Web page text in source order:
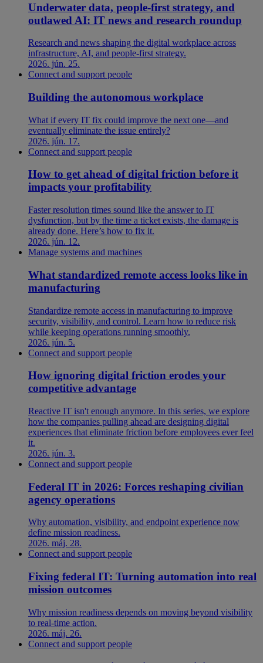
Underwater data, people-first strategy, and
outlawed AI: IT news and research roundup
Research and news shaping the digital workplace across
infrastructure, AI, and people-first strategy.
2026. jún. 25.
Connect and support people
Building the autonomous workplace
What if every IT fix could improve the next one—and
eventually eliminate the issue entirely?
2026. jún. 17.
Connect and support people
How to get ahead of digital friction before it
impacts your profitability
Faster resolution times sound like the answer to IT
dysfunction, but by the time a ticket exists, the damage is
already done. Here’s how to fix it.
2026. jún. 12.
Manage systems and machines
What standardized remote access looks like in
manufacturing
Standardize remote access in manufacturing to improve
security, visibility, and control. Learn how to reduce risk
while keeping operations running smoothly.
2026. jún. 5.
Connect and support people
How ignoring digital friction erodes your
competitive advantage
Reactive IT isn't enough anymore. In this series, we explore
how the companies pulling ahead are designing digital
experiences that eliminate friction before employees ever feel
it.
2026. jún. 3.
Connect and support people
Federal IT in 2026: Forces reshaping civilian
agency operations
Why automation, visibility, and endpoint experience now
define mission readiness.
2026. máj. 28.
Connect and support people
Fixing federal IT: Turning automation into real
mission outcomes
Why mission readiness depends on moving beyond visibility
to real-time action.
2026. máj. 26.
Connect and support people